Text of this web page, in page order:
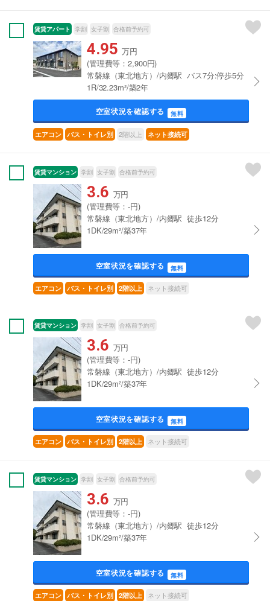
賃貸アパート 学割 女子割 合格前予約可
4.95 万円
(管理費等：2,900円)
常磐線（東北地方）/内郷駅 バス7分:停歩5分
1R/32.23m²/築2年
空室状況を確認する 無料
エアコン バス・トイレ別 2階以上 ネット接続可
賃貸マンション 学割 女子割 合格前予約可
3.6 万円
(管理費等：-円)
常磐線（東北地方）/内郷駅 徒歩12分
1DK/29m²/築37年
空室状況を確認する 無料
エアコン バス・トイレ別 2階以上 ネット接続可
賃貸マンション 学割 女子割 合格前予約可
3.6 万円
(管理費等：-円)
常磐線（東北地方）/内郷駅 徒歩12分
1DK/29m²/築37年
空室状況を確認する 無料
エアコン バス・トイレ別 2階以上 ネット接続可
賃貸マンション 学割 女子割 合格前予約可
3.6 万円
(管理費等：-円)
常磐線（東北地方）/内郷駅 徒歩12分
1DK/29m²/築37年
空室状況を確認する 無料
エアコン バス・トイレ別 2階以上 ネット接続可